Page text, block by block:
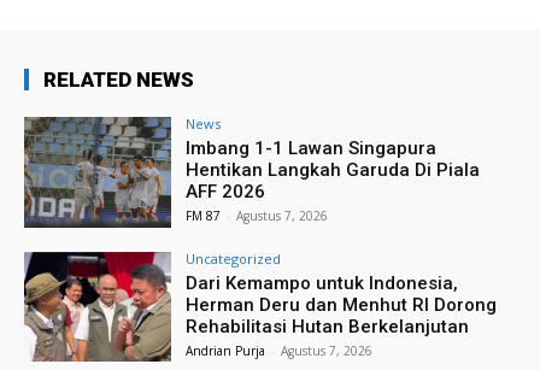
RELATED NEWS
News
Imbang 1-1 Lawan Singapura
Hentikan Langkah Garuda Di Piala
AFF 2026
FM 87 - Agustus 7, 2026
Uncategorized
Dari Kemampo untuk Indonesia,
Herman Deru dan Menhut RI Dorong
Rehabilitasi Hutan Berkelanjutan
Andrian Purja - Agustus 7, 2026